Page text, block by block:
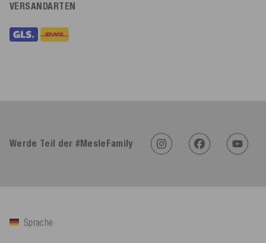
VERSANDARTEN
Werde Teil der #MesleFamily
Sprache